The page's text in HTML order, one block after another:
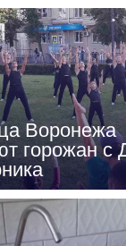
Воронежа
горожан с